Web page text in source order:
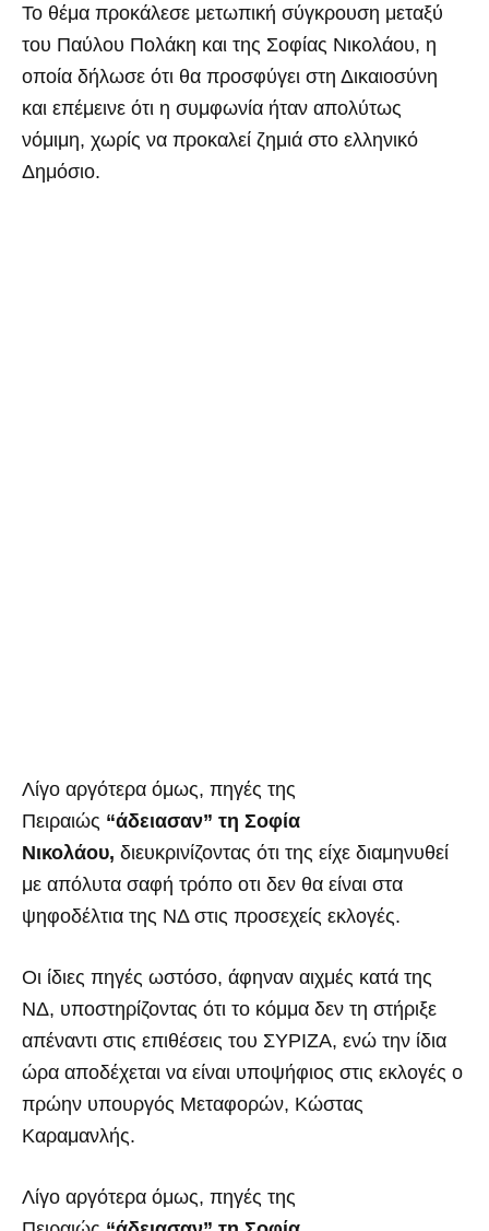
Το θέμα προκάλεσε μετωπική σύγκρουση μεταξύ
του Παύλου Πολάκη και της Σοφίας Νικολάου, η
οποία δήλωσε ότι θα προσφύγει στη Δικαιοσύνη
και επέμεινε ότι η συμφωνία ήταν απολύτως
νόμιμη, χωρίς να προκαλεί ζημιά στο ελληνικό
Δημόσιο.
Λίγο αργότερα όμως, πηγές της
Πειραιώς “άδειασαν” τη Σοφία
Νικολάου, διευκρινίζοντας ότι της είχε διαμηνυθεί
με απόλυτα σαφή τρόπο οτι δεν θα είναι στα
ψηφοδέλτια της ΝΔ στις προσεχείς εκλογές.
Οι ίδιες πηγές ωστόσο, άφηναν αιχμές κατά της
ΝΔ, υποστηρίζοντας ότι το κόμμα δεν τη στήριξε
απέναντι στις επιθέσεις του ΣΥΡΙΖΑ, ενώ την ίδια
ώρα αποδέχεται να είναι υποψήφιος στις εκλογές ο
πρώην υπουργός Μεταφορών, Κώστας
Καραμανλής.
Λίγο αργότερα όμως, πηγές της